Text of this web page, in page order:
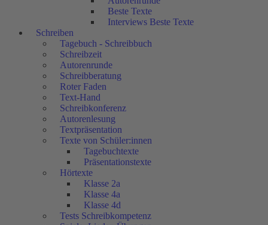
Beste Texte
Interviews Beste Texte
Schreiben
Tagebuch - Schreibbuch
Schreibzeit
Autorenrunde
Schreibberatung
Roter Faden
Text-Hand
Schreibkonferenz
Autorenlesung
Textpräsentation
Texte von Schüler:innen
Tagebuchtexte
Präsentationstexte
Hörtexte
Klasse 2a
Klasse 4a
Klasse 4d
Tests Schreibkompetenz